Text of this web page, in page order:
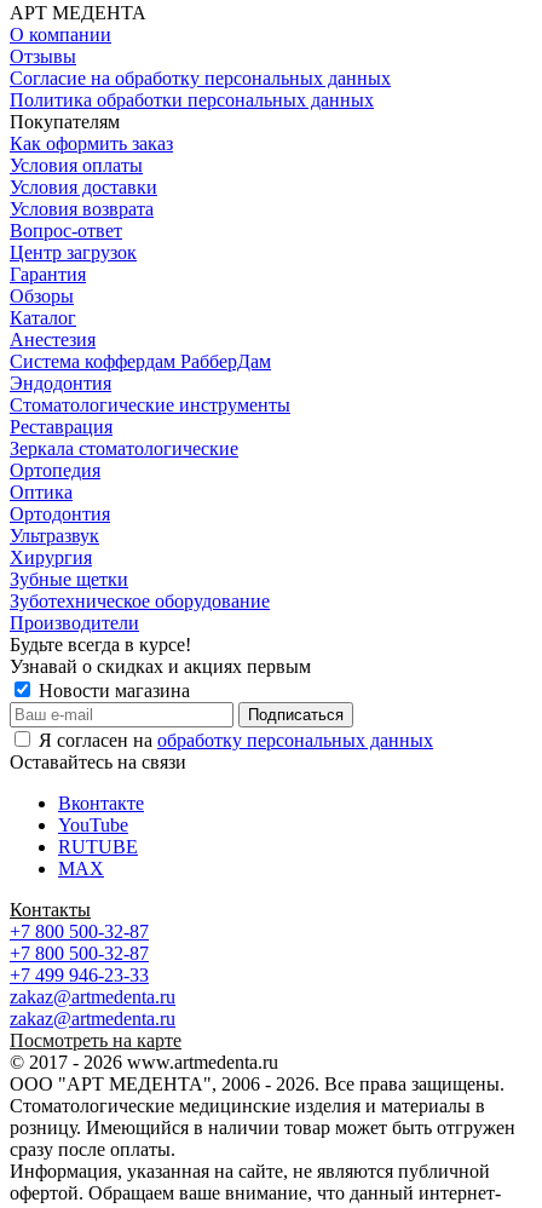
АРТ МЕДЕНТА
О компании
Отзывы
Согласие на обработку персональных данных
Политика обработки персональных данных
Покупателям
Как оформить заказ
Условия оплаты
Условия доставки
Условия возврата
Вопрос-ответ
Центр загрузок
Гарантия
Обзоры
Каталог
Анестезия
Система коффердам РабберДам
Эндодонтия
Стоматологические инструменты
Реставрация
Зеркала стоматологические
Ортопедия
Оптика
Ортодонтия
Ультразвук
Хирургия
Зубные щетки
Зуботехническое оборудование
Производители
Будьте всегда в курсе!
Узнавай о скидках и акциях первым
Новости магазина
Я согласен на обработку персональных данных
Оставайтесь на связи
Вконтакте
YouTube
RUTUBE
MAX
Контакты
+7 800 500-32-87
+7 800 500-32-87
+7 499 946-23-33
zakaz@artmedenta.ru
zakaz@artmedenta.ru
Посмотреть на карте
© 2017 - 2026 www.artmedenta.ru
ООО "АРТ МЕДЕНТА", 2006 - 2026. Все права защищены.
Стоматологические медицинские изделия и материалы в
розницу. Имеющийся в наличии товар может быть отгружен
сразу после оплаты.
Информация, указанная на сайте, не являются публичной
офертой. Обращаем ваше внимание, что данный интернет-